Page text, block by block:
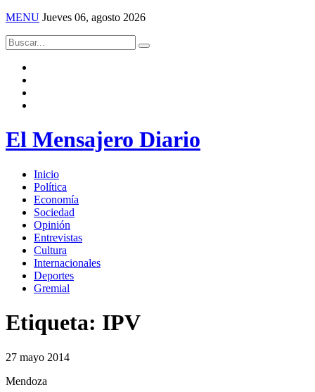
MENU Jueves 06, agosto 2026
El Mensajero Diario
Inicio
Política
Economía
Sociedad
Opinión
Entrevistas
Cultura
Internacionales
Deportes
Gremial
Etiqueta: IPV
27 mayo 2014
Mendoza